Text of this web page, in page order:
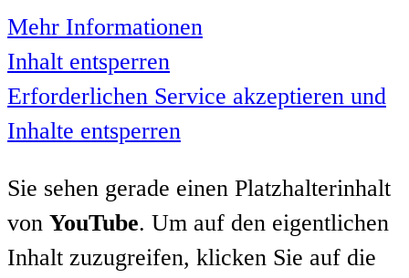
Mehr Informationen
Inhalt entsperren
Erforderlichen Service akzeptieren und
Inhalte entsperren
Sie sehen gerade einen Platzhalterinhalt
von YouTube. Um auf den eigentlichen
Inhalt zuzugreifen, klicken Sie auf die